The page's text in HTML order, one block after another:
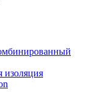
изоляция